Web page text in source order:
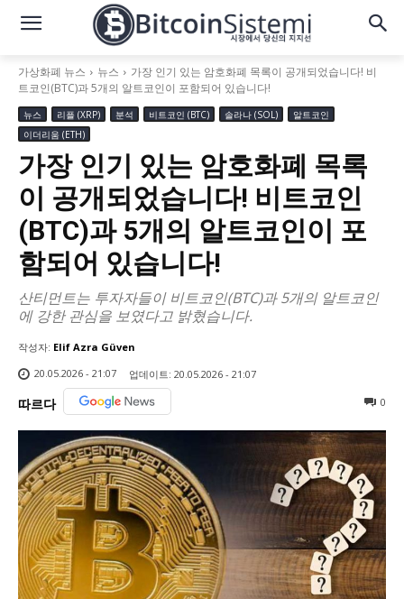
가상화폐 뉴스 뉴스
가장 인기 있는 암호화폐 목록이 공개되었습니다! 비
트코인(BTC)과 5개의 알트코인이 포함되어 있습니다!
뉴스 리플 (XRP) 분석 비트코인 (BTC) 솔라나 (SOL)
알트코인
이더리움 (ETH)
가장 인기 있는 암호화폐 목록
이 공개되었습니다! 비트코인
(BTC)과 5개의 알트코인이 포
함되어 있습니다!
산티먼트는 투자자들이 비트코인(BTC)과 5개의 알트코인
에 강한 관심을 보였다고 밝혔습니다.
작성자: Elif Azra Güven
20.05.2026 - 21:07
업데이트: 20.05.2026 - 21:07
따르다 0